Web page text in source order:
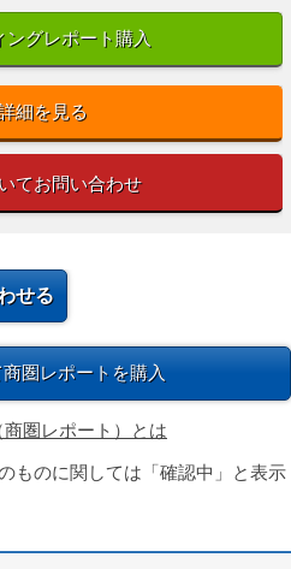
グレポート購入
細を見る
てお問い合わせ
圏レポートを購入
圏レポート）とは
ものに関しては「確認中」と表示